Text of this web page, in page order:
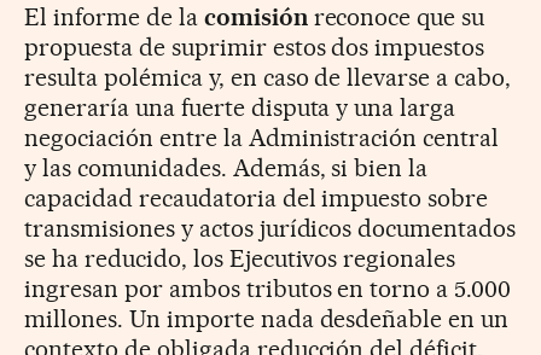
El informe de la comisión reconoce que su
propuesta de suprimir estos dos impuestos
resulta polémica y, en caso de llevarse a cabo,
generaría una fuerte disputa y una larga
negociación entre la Administración central
y las comunidades. Además, si bien la
capacidad recaudatoria del impuesto sobre
transmisiones y actos jurídicos documentados
se ha reducido, los Ejecutivos regionales
ingresan por ambos tributos en torno a 5.000
millones. Un importe nada desdeñable en un
contexto de obligada reducción del déficit.